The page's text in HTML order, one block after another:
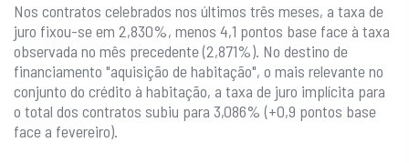
Nos contratos celebrados nos últimos três meses, a taxa de
juro fixou-se em 2,830%, menos 4,1 pontos base face à taxa
observada no mês precedente (2,871%). No destino de
financiamento "aquisição de habitação", o mais relevante no
conjunto do crédito à habitação, a taxa de juro implícita para
o total dos contratos subiu para 3,086% (+0,9 pontos base
face a fevereiro).